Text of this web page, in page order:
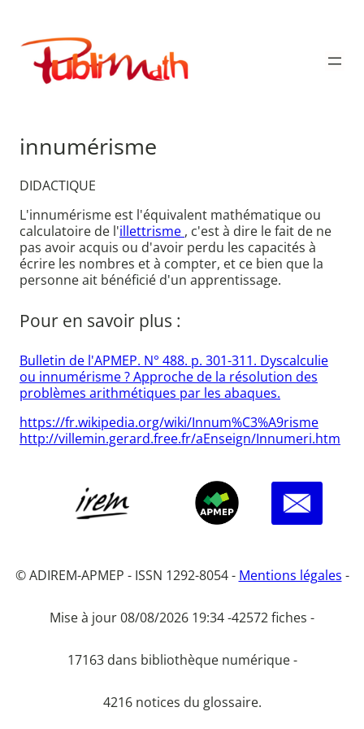
contenu
Publimath
innumérisme
DIDACTIQUE
L'innumérisme est l'équivalent mathématique ou
calculatoire de l'illettrisme , c'est à dire le fait de ne
pas avoir acquis ou d'avoir perdu les capacités à
écrire les nombres et à compter, et ce bien que la
personne ait bénéficié d'un apprentissage.
Pour en savoir plus :
Bulletin de l'APMEP. N° 488. p. 301-311. Dyscalculie
ou innumérisme ? Approche de la résolution des
problèmes arithmétiques par les abaques.
https://fr.wikipedia.org/wiki/Innum%C3%A9risme
http://villemin.gerard.free.fr/aEnseign/Innumeri.htm
© ADIREM-APMEP - ISSN 1292-8054 - Mentions légales -
Mise à jour 08/08/2026 19:34 -42572 fiches -
17163 dans bibliothèque numérique -
4216 notices du glossaire.